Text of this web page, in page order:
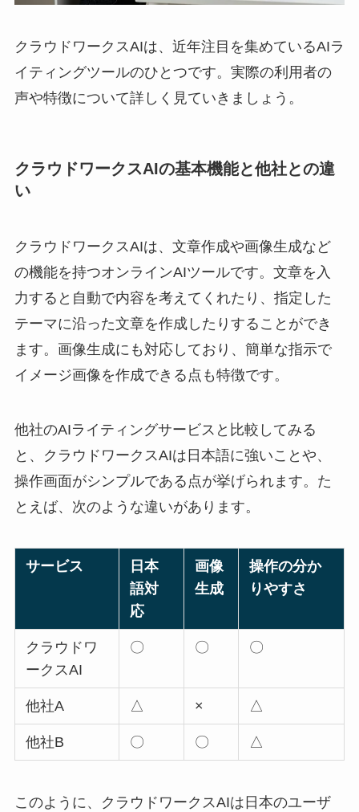
クラウドワークスAIは、近年注目を集めているAIラ
イティングツールのひとつです。実際の利用者の
声や特徴について詳しく見ていきましょう。
クラウドワークスAIの基本機能と他社との違
い
クラウドワークスAIは、文章作成や画像生成など
の機能を持つオンラインAIツールです。文章を入
力すると自動で内容を考えてくれたり、指定した
テーマに沿った文章を作成したりすることができ
ます。画像生成にも対応しており、簡単な指示で
イメージ画像を作成できる点も特徴です。
他社のAIライティングサービスと比較してみる
と、クラウドワークスAIは日本語に強いことや、
操作画面がシンプルである点が挙げられます。た
とえば、次のような違いがあります。
サービス
日本
語対
応
画像
生成
操作の分か
りやすさ
クラウドワ
ークスAI
〇 〇 〇
他社A △ × △
他社B 〇 〇 △
このように、クラウドワークスAIは日本のユーザ